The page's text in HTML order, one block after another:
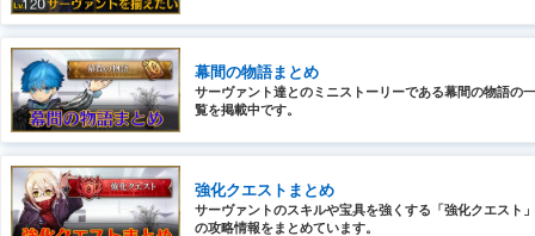
幕間の物語まとめ
サーヴァント達とのミニストーリーである幕間の物語の一
覧を掲載中です。
強化クエストまとめ
サーヴァントのスキルや宝具を強くする「強化クエスト」
の攻略情報をまとめています。